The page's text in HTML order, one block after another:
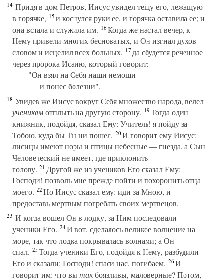
14 Придя в дом Петров, Иисус увидел тещу его, лежащую
в горячке, 15и коснулся руки ее, и горячка оставила ее; и
она встала и служила им. 16Когда же настал вечер, к
Нему привели многих бесноватых, и Он изгнал духов
словом и исцелил всех больных, 17да сбудется реченное
через пророка Исаию, который говорит:
"Он взял на Себя наши немощи
и понес болезни".
18 Увидев же Иисус вокруг Себя множество народа, велел
ученикамотплыть на другую сторону. 19Тогда один
книжник, подойдя, сказал Ему: Учитель! я пойду за
Тобою, куда бы Ты ни пошел. 20И говорит ему Иисус:
лисицы имеют норы и птицы небесные — гнезда, а Сын
Человеческий не имеет, где приклонить
голову. 21Другой же из учеников Его сказал Ему:
Господи! позволь мне прежде пойти и похоронить отца
моего. 22Но Иисус сказал ему: иди за Мною, и
предоставь мертвым погребать своих мертвецов.
23 И когда вошел Он в лодку, за Ним последовали
ученики Его. 24И вот, сделалось великое волнение на
море, так что лодка покрывалась волнами; а Он
спал. 25Тогда ученики Его, подойдя к Нему, разбудили
Его и сказали: Господи! спаси нас, погибаем. 26И
говорит им: что вытакбоязливы, маловерные? Потом,